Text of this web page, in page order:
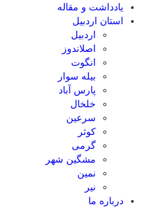
یادداشت و مقاله
استان اردبیل
اردبیل
اصلاندوز
انگوت
بیله سوار
پارس آباد
خلخال
سرعین
کوثر
گرمی
مشگین شهر
نمین
نیر
درباره ما